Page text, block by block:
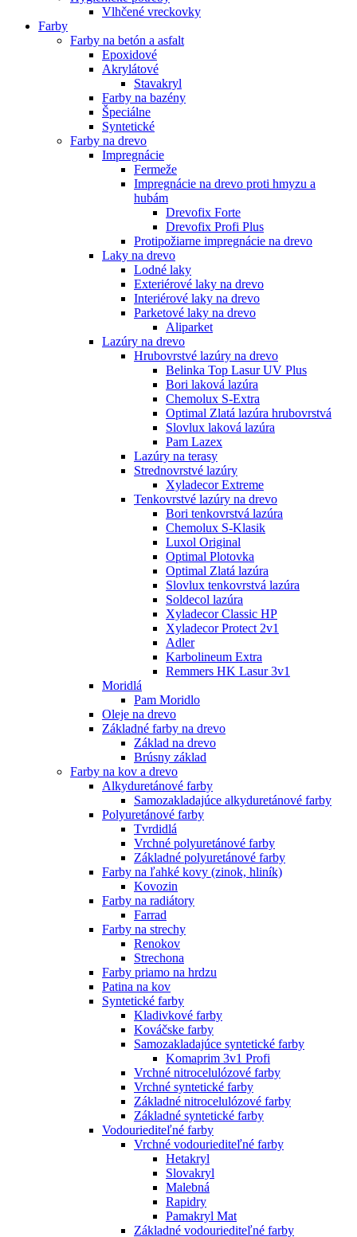
Vlhčené vreckovky
Farby
Farby na betón a asfalt
Epoxidové
Akrylátové
Stavakryl
Farby na bazény
Špeciálne
Syntetické
Farby na drevo
Impregnácie
Fermeže
Impregnácie na drevo proti hmyzu a
hubám
Drevofix Forte
Drevofix Profi Plus
Protipožiarne impregnácie na drevo
Laky na drevo
Lodné laky
Exteriérové laky na drevo
Interiérové laky na drevo
Parketové laky na drevo
Aliparket
Lazúry na drevo
Hrubovrstvé lazúry na drevo
Belinka Top Lasur UV Plus
Bori laková lazúra
Chemolux S-Extra
Optimal Zlatá lazúra hrubovrstvá
Slovlux laková lazúra
Pam Lazex
Lazúry na terasy
Strednovrstvé lazúry
Xyladecor Extreme
Tenkovrstvé lazúry na drevo
Bori tenkovrstvá lazúra
Chemolux S-Klasik
Luxol Original
Optimal Plotovka
Optimal Zlatá lazúra
Slovlux tenkovrstvá lazúra
Soldecol lazúra
Xyladecor Classic HP
Xyladecor Protect 2v1
Adler
Karbolineum Extra
Remmers HK Lasur 3v1
Moridlá
Pam Moridlo
Oleje na drevo
Základné farby na drevo
Základ na drevo
Brúsny základ
Farby na kov a drevo
Alkyduretánové farby
Samozakladajúce alkyduretánové farby
Polyuretánové farby
Tvrdidlá
Vrchné polyuretánové farby
Základné polyuretánové farby
Farby na ľahké kovy (zinok, hliník)
Kovozin
Farby na radiátory
Farrad
Farby na strechy
Renokov
Strechona
Farby priamo na hrdzu
Patina na kov
Syntetické farby
Kladivkové farby
Kováčske farby
Samozakladajúce syntetické farby
Komaprim 3v1 Profi
Vrchné nitrocelulózové farby
Vrchné syntetické farby
Základné nitrocelulózové farby
Základné syntetické farby
Vodouriediteľné farby
Vrchné vodouriediteľné farby
Hetakryl
Slovakryl
Malebná
Rapidry
Pamakryl Mat
Základné vodouriediteľné farby